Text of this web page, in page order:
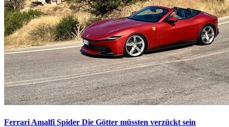
Ferrari Amalfi Spider Die Götter müssten verzückt sein